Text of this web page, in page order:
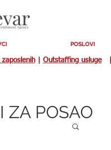
POSLOVI
| Outstaffing usluge|
ZA POSAO